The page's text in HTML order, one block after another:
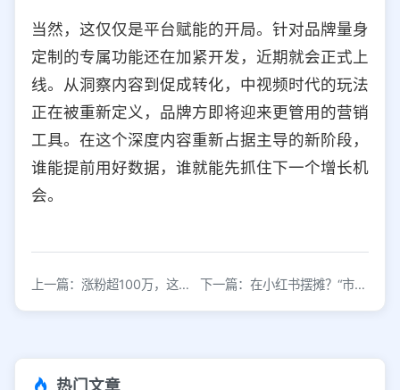
当然，这仅仅是平台赋能的开局。针对品牌量身
定制的专属功能还在加紧开发，近期就会正式上
线。从洞察内容到促成转化，中视频时代的玩法
正在被重新定义，品牌方即将迎来更管用的营销
工具。在这个深度内容重新占据主导的新阶段，
谁能提前用好数据，谁就能先抓住下一个增长机
会。
上一篇：涨粉超100万，这种博主的内容密码是什么？ 下一篇：在小红书摆摊？“市集摆摊”登小红书TOP榜，3招教你玩转市集场景~
热门文章